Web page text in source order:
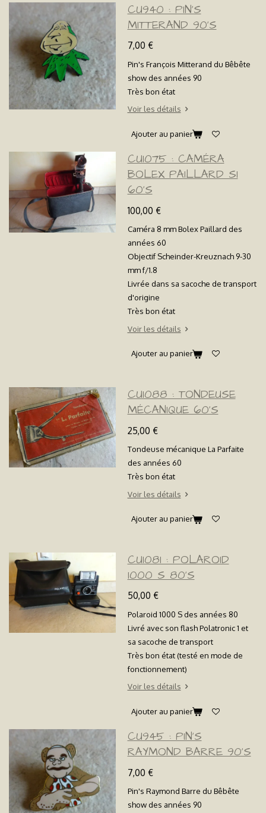
CU940 : PIN'S
MITTERAND 90'S
7,00 €
Pin's François Mitterand du Bêbête
show des années 90
Très bon état
Voir les détails
Ajouter au panier
CU1075 : CAMÉRA
BOLEX PAILLARD S1
60'S
100,00 €
Caméra 8 mm Bolex Paillard des
années 60
Objectif Scheinder-Kreuznach 9-30
mm f/1.8
Livrée dans sa sacoche de transport
d'origine
Très bon état
Voir les détails
Ajouter au panier
CU1088 : TONDEUSE
MÉCANIQUE 60'S
25,00 €
Tondeuse mécanique La Parfaite
des années 60
Très bon état
Voir les détails
Ajouter au panier
CU1081 : POLAROID
1000 S 80'S
50,00 €
Polaroid 1000 S des années 80
Livré avec son flash Polatronic 1 et
sa sacoche de transport
Très bon état (testé en mode de
fonctionnement)
Voir les détails
Ajouter au panier
CU945 : PIN'S
RAYMOND BARRE 90'S
7,00 €
Pin's Raymond Barre du Bêbête
show des années 90